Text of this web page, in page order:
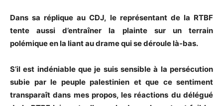
Dans sa réplique au CDJ, le représentant de la RTBF
tente aussi d’entraîner la plainte sur un terrain
polémique en la liant au drame qui se déroule là-bas.
S’il est indéniable que je suis sensible à la persécution
subie par le peuple palestinien et que ce sentiment
transparaît dans mes propos, les réactions du délégué